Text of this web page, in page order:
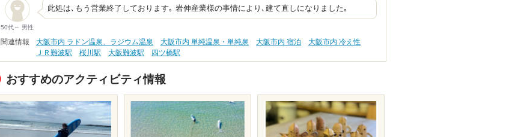
50代～ 男性
此処は､もう営業終了しております｡ 岩伸産業様の事情により､建て直しになりました｡
関連情報 大阪市内 ラドン温泉、ラジウム温泉 大阪市内 単純温泉・単純泉 大阪市内 宿泊
大阪市内 冷え性
ＪＲ難波駅
桜川駅 大阪難波駅 四ツ橋駅
おすすめのアクティビティ情報